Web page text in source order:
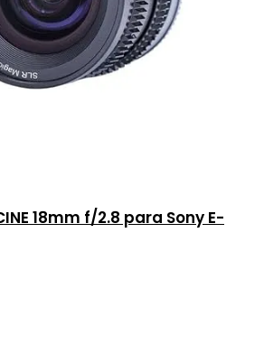
18mm f/2.8 para Sony E-